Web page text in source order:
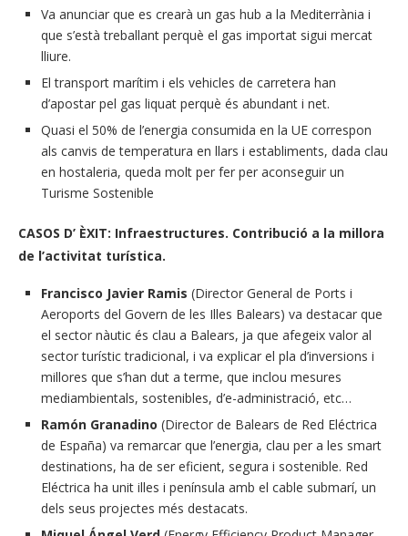
Va anunciar que es crearà un gas hub a la Mediterrània i
que s’està treballant perquè el gas importat sigui mercat
lliure.
El transport marítim i els vehicles de carretera han
d’apostar pel gas liquat perquè és abundant i net.
Quasi el 50% de l’energia consumida en la UE correspon
als canvis de temperatura en llars i establiments, dada clau
en hostaleria, queda molt per fer per aconseguir un
Turisme Sostenible
CASOS D’ ÈXIT: Infraestructures. Contribució a la millora
de l’activitat turística.
Francisco Javier Ramis (Director General de Ports i
Aeroports del Govern de les Illes Balears) va destacar que
el sector nàutic és clau a Balears, ja que afegeix valor al
sector turístic tradicional, i va explicar el pla d’inversions i
millores que s’han dut a terme, que inclou mesures
mediambientals, sostenibles, d’e-administració, etc…
Ramón Granadino (Director de Balears de Red Eléctrica
de España) va remarcar que l’energia, clau per a les smart
destinations, ha de ser eficient, segura i sostenible. Red
Eléctrica ha unit illes i península amb el cable submarí, un
dels seus projectes més destacats.